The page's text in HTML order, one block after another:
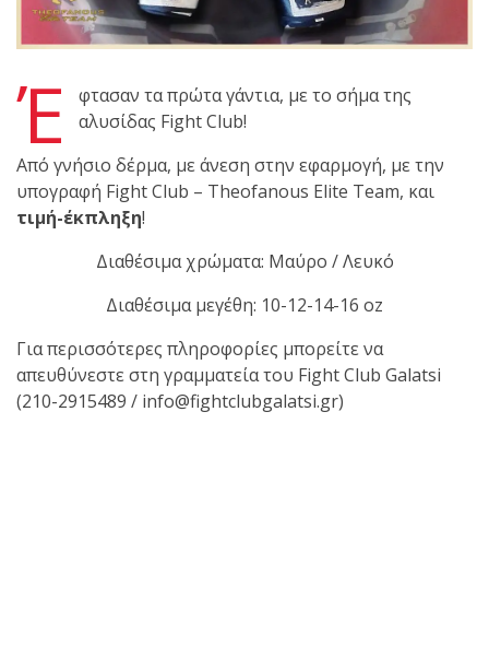
Ιωάννη
Θεοφάνους
με την υποστήριξη της
Sejoy Hellas.
Οι αθλητές
του Fight
Club Galatsi
ολοκλήρωσαν με επιτυχία
τις καλοκαιρινές
ζωνών!
Έ
φτασαν τα πρώτα γάντια, με το σήμα της
αλυσίδας Fight Club!
Από γνήσιο δέρμα, με άνεση στην εφαρμογή, με την
υπογραφή Fight Club – Theofanous Elite Team, και
τιμή-έκπληξη!
Διαθέσιμα χρώματα: Μαύρο / Λευκό
Διαθέσιμα μεγέθη: 10-12-14-16 oz
Για περισσότερες πληροφορίες μπορείτε να
απευθύνεστε στη γραμματεία του Fight Club Galatsi
(210-2915489 / info@fightclubgalatsi.gr)